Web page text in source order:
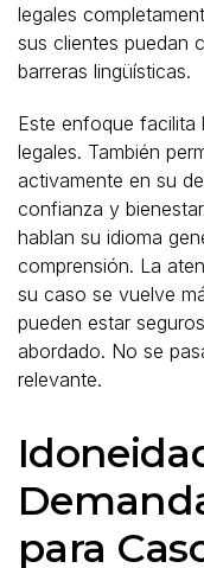
legales
sus clientes puedan
barreras lingüísticas.
Este enfoque facilita
legales. También
activamente en su
confianza y
hablan su idioma
comprensión. La
su caso se vuelve
pueden estar
abordado. No se
relevante.
para